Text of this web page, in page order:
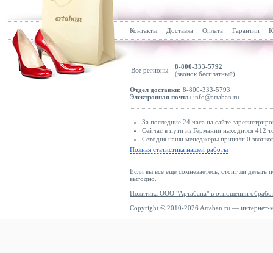
Контакты Доставка Оплата Гарантии
Все регионы
8-800-333-5792
(звонок бесплатный)
Отдел доставки: 8-800-333-5793
Электронная почта: info@artaban.ru
За последние 24 часа на сайте
Сейчас в пути из Германии находится 412
Сегодня наши менеджеры приняли 0
Полная статистика нашей работы
Если вы все еще сомневаетесь, стоит ли делать
выгодно.
Политика ООО "Артабана" в отношении
Copyright © 2010-2026 Artaban.ru — интернет-